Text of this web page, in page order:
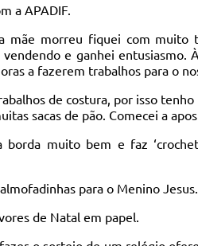
a APADIF.
mãe morreu fiquei com muito
e ganhei entusiasmo.
a fazerem trabalhos para o
de costura, por isso
sacas de pão. Comecei a
borda muito bem e faz
para o Menino
de Natal em papel.